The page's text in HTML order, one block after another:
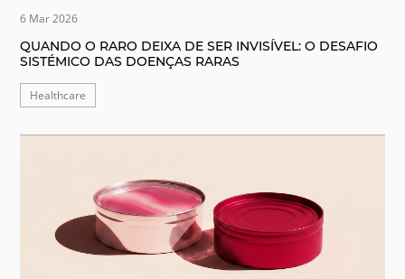
6 Mar 2026
QUANDO O RARO DEIXA DE SER INVISÍVEL: O DESAFIO
SISTÉMICO DAS DOENÇAS RARAS
Healthcare